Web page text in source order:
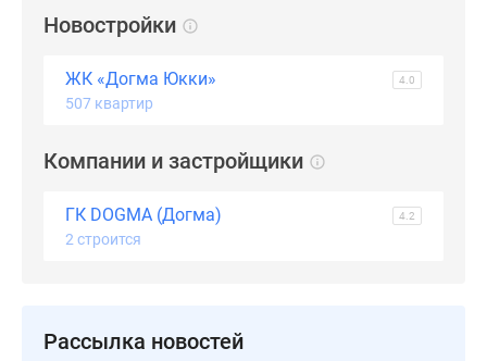
Новостройки
ЖК «Догма Юкки» 4.0
507 квартир
Компании и застройщики
ГК DOGMA (Догма) 4.2
2 строится
Рассылка новостей